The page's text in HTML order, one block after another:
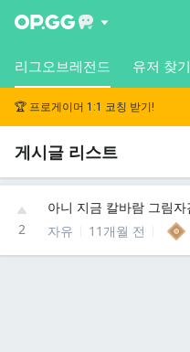
리그오브레전드 유저 찾기
🏆 프로게이머 1:1 코칭 받기!
게시글 리스트
2
자유
11개월 전